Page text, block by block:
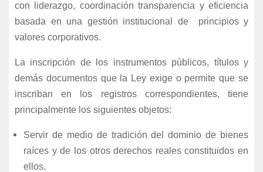
con liderazgo, coordinación transparencia y eficiencia
basada en una gestión institucional de principios y
valores corporativos.
La inscripción de los instrumentos públicos, títulos y
demás documentos que la Ley exige o permite que se
inscriban en los registros correspondientes, tiene
principalmente los siguientes objetos:
Servir de medio de tradición del dominio de bienes
raíces y de los otros derechos reales constituidos en
ellos.